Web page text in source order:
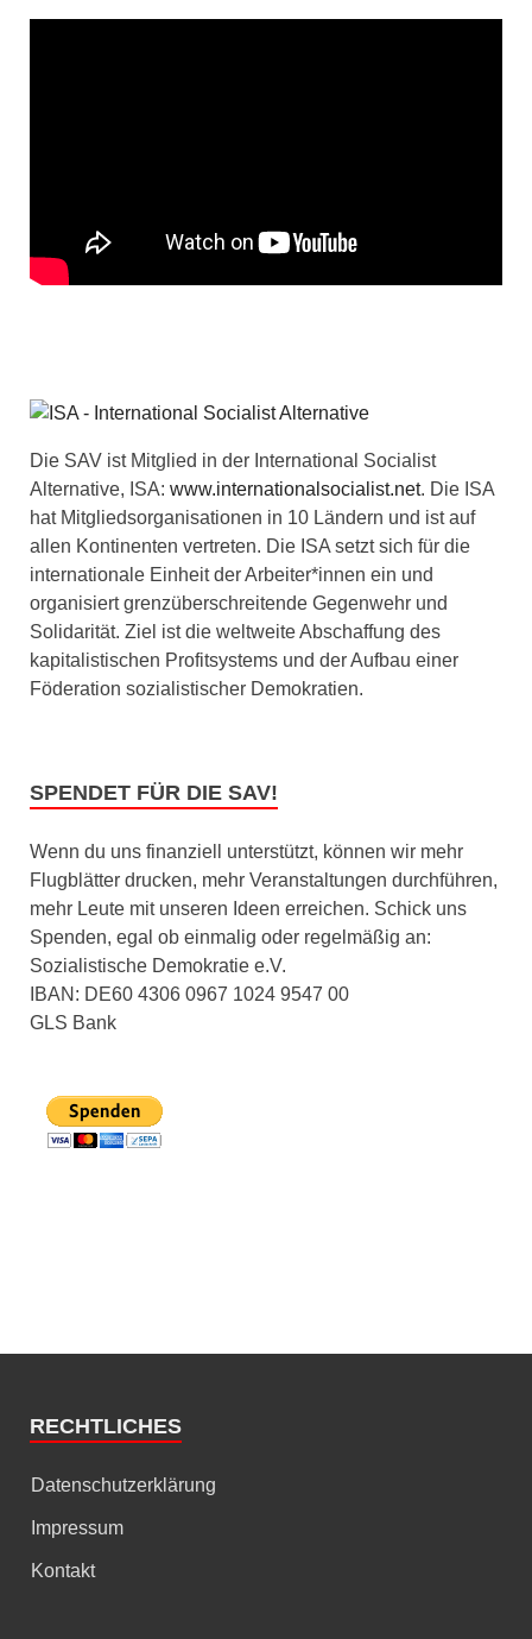
Die SAV ist Mitglied in der International Socialist
Alternative, ISA: www.internationalsocialist.net. Die ISA
hat Mitgliedsorganisationen in 10 Ländern und ist auf
allen Kontinenten vertreten. Die ISA setzt sich für die
internationale Einheit der Arbeiter*innen ein und
organisiert grenzüberschreitende Gegenwehr und
Solidarität. Ziel ist die weltweite Abschaffung des
kapitalistischen Profitsystems und der Aufbau einer
Föderation sozialistischer Demokratien.
SPENDET FÜR DIE SAV!
Wenn du uns finanziell unterstützt, können wir mehr
Flugblätter drucken, mehr Veranstaltungen durchführen,
mehr Leute mit unseren Ideen erreichen. Schick uns
Spenden, egal ob einmalig oder regelmäßig an:
Sozialistische Demokratie e.V.
IBAN: DE60 4306 0967 1024 9547 00
GLS Bank
RECHTLICHES
Datenschutzerklärung
Impressum
Kontakt